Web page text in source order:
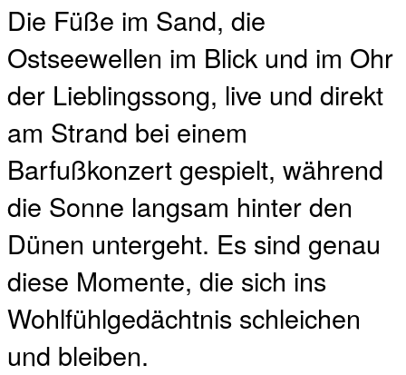
Die Füße im Sand, die
Ostseewellen im Blick und im Ohr
der Lieblingssong, live und direkt
am Strand bei einem
Barfußkonzert gespielt, während
die Sonne langsam hinter den
Dünen untergeht. Es sind genau
diese Momente, die sich ins
Wohlfühlgedächtnis schleichen
und bleiben.